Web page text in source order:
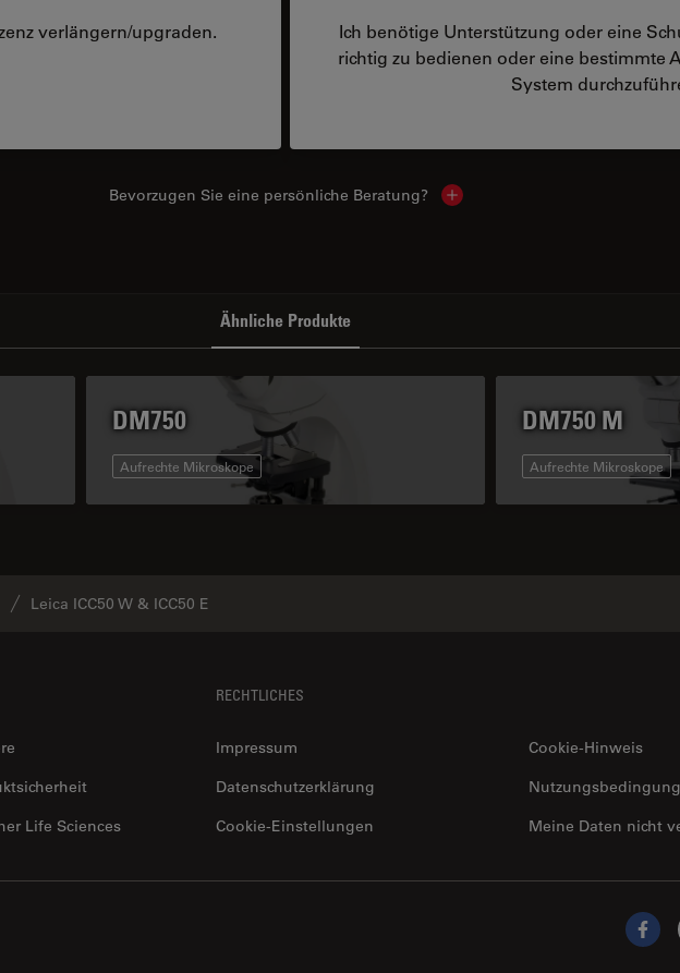
verlängern/upgraden.
Ich benötige Unterstützung oder eine
richtig zu bedienen oder eine bestimmte
System
Bevorzugen Sie eine persönliche Beratung? Show local contacts
Ähnliche Produkte
DM750
Aufrechte Mikroskope
DM750 M
Aufrechte Mikroskope
Leica ICC50 W & ICC50 E
Life Sciences
RECHTLICHES
Impressum
Cookie-Hinweis
Datenschutzerklärung
Meine Daten nicht
Cookie-Einstellungen